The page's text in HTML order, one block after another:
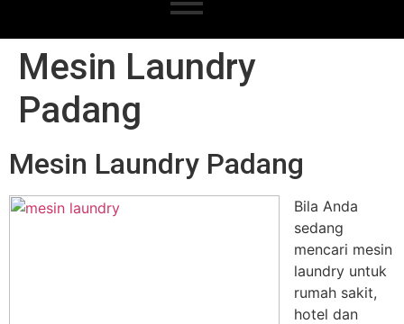
Mesin Laundry
Padang
Mesin Laundry Padang
Bila Anda
sedang
mencari mesin
laundry untuk
rumah sakit,
hotel dan